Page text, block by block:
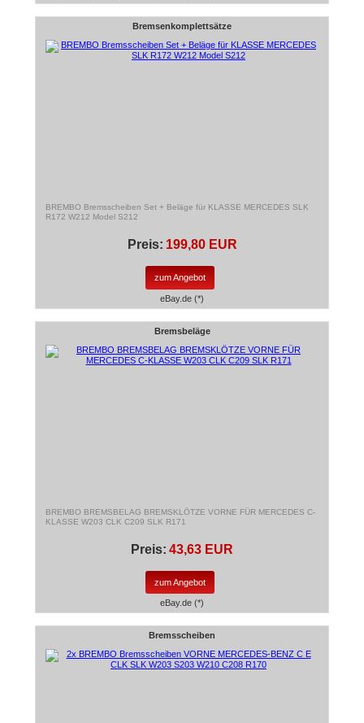
Bremsenkomplettsätze
BREMBO Bremsscheiben Set + Beläge für KLASSE MERCEDES SLK
R172 W212 Model S212
Preis: 199,80 EUR
zum Angebot
eBay.de (*)
Bremsbeläge
BREMBO BREMSBELAG BREMSKLÖTZE VORNE FÜR MERCEDES C-
KLASSE W203 CLK C209 SLK R171
Preis: 43,63 EUR
zum Angebot
eBay.de (*)
Bremsscheiben